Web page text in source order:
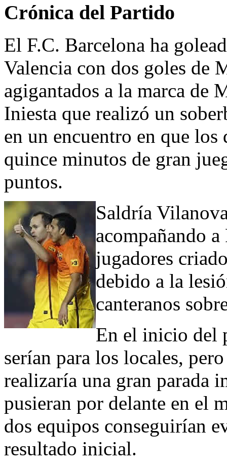
Crónica del Partido
El F.C. Barcelona ha
Valencia con dos goles de
agigantados a la marca de
Iniesta que realizó un
en un encuentro en que
quince minutos de gran
puntos.
Saldría
acompañando
jugadores
debido a la
canteranos
En el inicio del
serían para los locales,
realizaría una gran parada
pusieran por delante en el
dos equipos conseguirían
resultado inicial.